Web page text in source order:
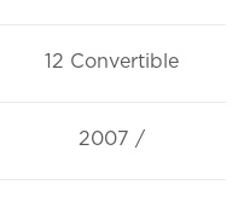
12 Convertible
2007 /